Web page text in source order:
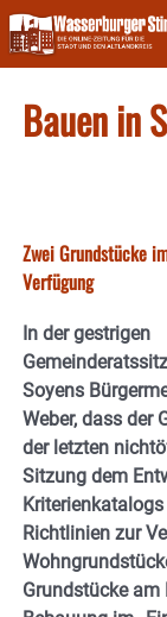
Skip
to
content
Bauen in
Zwei Grundstücke
Verfügung
In der gestrigen
Soyens
Weber, dass der
der letzten
Sitzung dem
Richtlinien zur
Grundstücke